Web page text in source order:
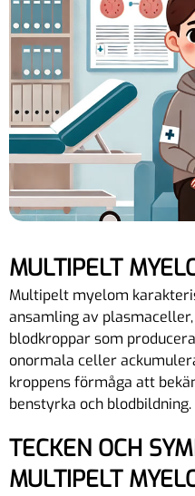
MULTIPELT
Multipelt myelom
ansamling av
blodkroppar som
onormala celler
kroppens förmåga att
benstyrka och blodbildning.
TECKEN OCH SYMPTOM PÅ
MULTIPELT